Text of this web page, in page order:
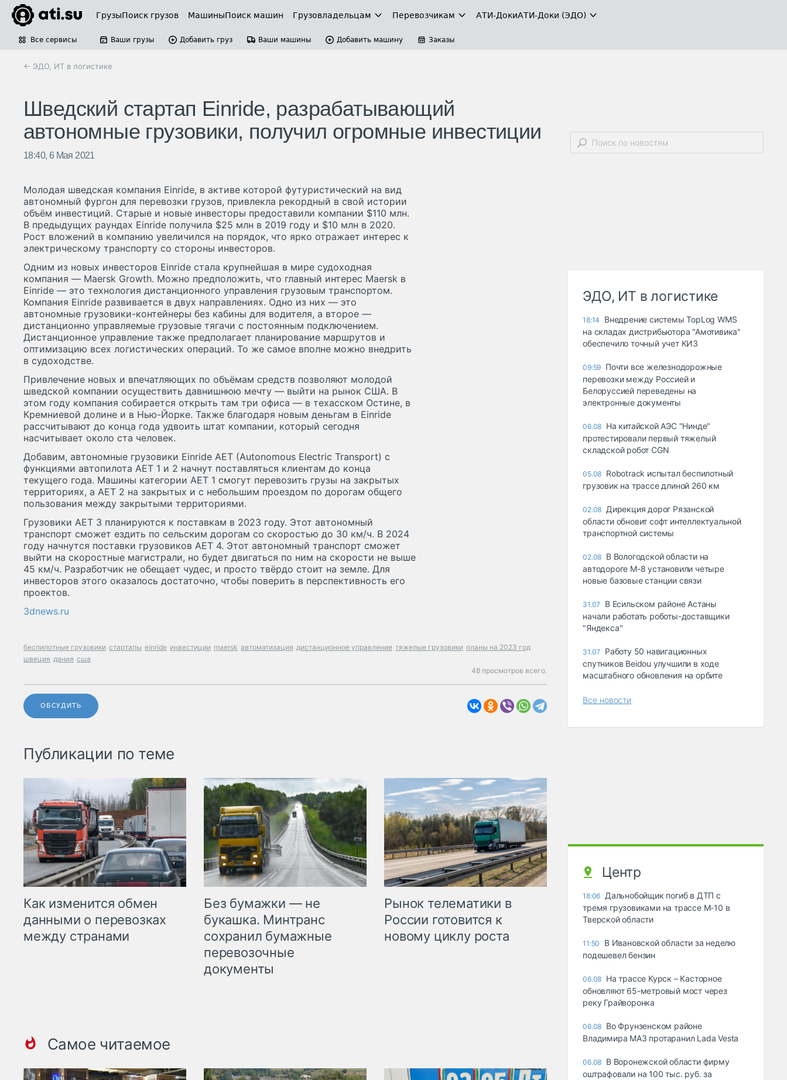
ГрузыПоиск грузов МашиныПоиск машин Грузовладельцам Перевозчикам АТИ-ДокиАТИ-Доки (ЭДО)
Все сервисы Ваши грузы Добавить груз Ваши машины Добавить машину Заказы
← ЭДО, ИТ в логистике
Шведский стартап Einride, разрабатывающий
автономные грузовики, получил огромные инвестиции
18:40, 6 Мая 2021
Молодая шведская компания Einride, в активе которой футуристический на вид
автономный фургон для перевозки грузов, привлекла рекордный в свой истории
объём инвестиций. Старые и новые инвесторы предоставили компании $110 млн.
В предыдущих раундах Einride получила $25 млн в 2019 году и $10 млн в 2020.
Рост вложений в компанию увеличился на порядок, что ярко отражает интерес к
электрическому транспорту со стороны инвесторов.
Одним из новых инвесторов Einride стала крупнейшая в мире судоходная
компания — Maersk Growth. Можно предположить, что главный интерес Maersk в
Einride — это технология дистанционного управления грузовым транспортом.
Компания Einride развивается в двух направлениях. Одно из них — это
автономные грузовики-контейнеры без кабины для водителя, а второе —
дистанционно управляемые грузовые тягачи с постоянным подключением.
Дистанционное управление также предполагает планирование маршрутов и
оптимизацию всех логистических операций. То же самое вполне можно внедрить
в судоходстве.
Привлечение новых и впечатляющих по объёмам средств позволяют молодой
шведской компании осуществить давнишнюю мечту — выйти на рынок США. В
этом году компания собирается открыть там три офиса — в техасском Остине, в
Кремниевой долине и в Нью-Йорке. Также благодаря новым деньгам в Einride
рассчитывают до конца года удвоить штат компании, который сегодня
насчитывает около ста человек.
Добавим, автономные грузовики Einride AET (Autonomous Electric Transport) с
функциями автопилота AET 1 и 2 начнут поставляться клиентам до конца
текущего года. Машины категории AET 1 смогут перевозить грузы на закрытых
территориях, а AET 2 на закрытых и с небольшим проездом по дорогам общего
пользования между закрытыми территориями.
Грузовики AET 3 планируются к поставкам в 2023 году. Этот автономный
транспорт сможет ездить по сельским дорогам со скоростью до 30 км/ч. В 2024
году начнутся поставки грузовиков AET 4. Этот автономный транспорт сможет
выйти на скоростные магистрали, но будет двигаться по ним на скорости не выше
45 км/ч. Разработчик не обещает чудес, и просто твёрдо стоит на земле. Для
инвесторов этого оказалось достаточно, чтобы поверить в перспективность его
проектов.
3dnews.ru
беспилотные грузовики стартапы einride инвестиции maersk автоматизация дистанционное управление тяжелые грузовики планы на 2023 год
швеция дания сша
48 просмотров всего.
ОБСУДИТЬ
Публикации по теме
Как изменится обмен
данными о перевозках
между странами
Без бумажки — не
букашка. Минтранс
сохранил бумажные
перевозочные
документы
Рынок телематики в
России готовится к
новому циклу роста
Самое читаемое
ЭДО, ИТ в логистике
18:14
Внедрение системы TopLog WMS
на складах дистрибьютора "Амотивика"
обеспечило точный учет КИЗ
09:59 Почти все железнодорожные
перевозки между Россией и
Белоруссией переведены на
электронные документы
06.08 На китайской АЭС "Нинде"
протестировали первый тяжелый
складской робот CGN
05.08 Robotrack испытал беспилотный
грузовик на трассе длиной 260 км
02.08 Дирекция дорог Рязанской
области обновит софт интеллектуальной
транспортной системы
02.08 В Вологодской области на
автодороге М-8 установили четыре
новые базовые станции связи
31.07
В Есильском районе Астаны
начали работать роботы-доставщики
"Яндекса"
31.07
Работу 50 навигационных
спутников Beidou улучшили в ходе
масштабного обновления на орбите
Все новости
Центр
18:06 Дальнобойщик погиб в ДТП с
тремя грузовиками на трассе М-10 в
Тверской области
11:50
В Ивановской области за неделю
подешевел бензин
06.08 На трассе Курск – Касторное
обновляют 65-метровый мост через
реку Грайворонка
06.08 Во Фрунзенском районе
Владимира МАЗ протаранил Lada Vesta
06.08 В Воронежской области фирму
оштрафовали на 100 тыс. руб. за